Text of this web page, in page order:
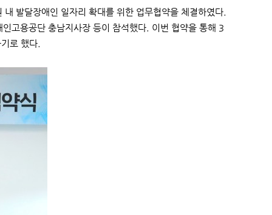
발달장애인 일자리 확대를 위한 업무협약을 체결하였다.
고용공단 충남지사장 등이 참석했다. 이번 협약을 통해 3
로 했다.